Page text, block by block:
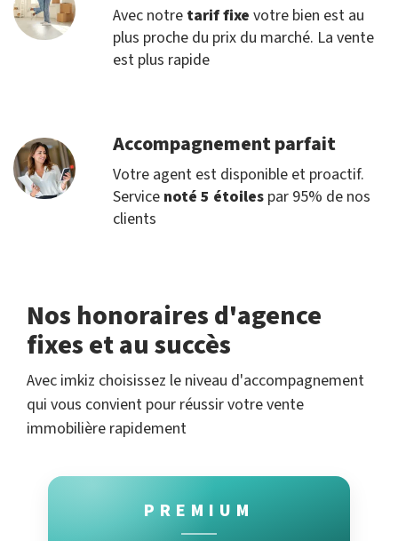
Avec notre tarif fixe votre bien est au
plus proche du prix du marché. La vente
est plus rapide
Accompagnement parfait
Votre agent est disponible et proactif.
Service noté 5 étoiles par 95% de nos
clients
Nos honoraires d'agence
fixes et au succès
Avec imkiz choisissez le niveau d'accompagnement
qui vous convient pour réussir votre vente
immobilière rapidement
PREMIUM